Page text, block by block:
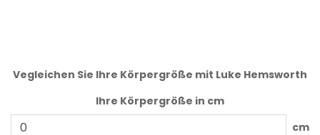
Vegleichen Sie Ihre Körpergröße mit Luke Hemsworth
Ihre Körpergröße in cm
cm